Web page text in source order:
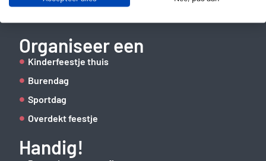
Organiseer een
Kinderfeestje thuis
Burendag
Sportdag
Overdekt feestje
Handig!